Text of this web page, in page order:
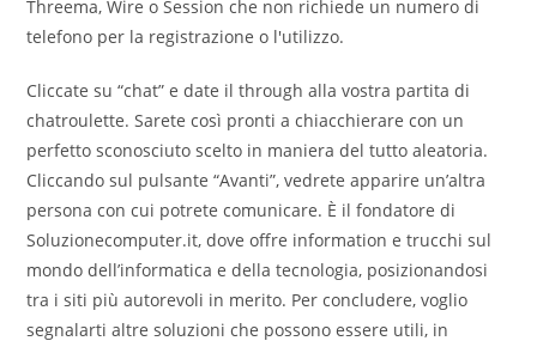
Threema, Wire o Session che non richiede un numero di
telefono per la registrazione o l'utilizzo.
Cliccate su “chat” e date il through alla vostra partita di
chatroulette. Sarete così pronti a chiacchierare con un
perfetto sconosciuto scelto in maniera del tutto aleatoria.
Cliccando sul pulsante “Avanti”, vedrete apparire un’altra
persona con cui potrete comunicare. È il fondatore di
Soluzionecomputer.it, dove offre information e trucchi sul
mondo dell’informatica e della tecnologia, posizionandosi
tra i siti più autorevoli in merito. Per concludere, voglio
segnalarti altre soluzioni che possono essere utili, in